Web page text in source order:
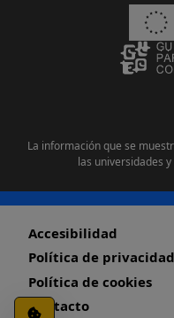
Configuración de
La información que se
las universidades
Accesibilidad
Política de privacidad
Política de cookies
Contacto